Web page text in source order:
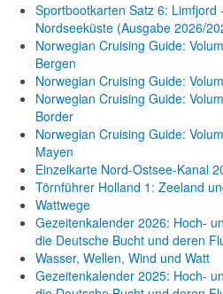
Sportbootkarten Satz 6: Limfjord
Nordseeküste (Ausgabe 2026/
Norwegian Cruising Guide:
Bergen
Norwegian Cruising Guide:
Norwegian Cruising Guide:
Border
Norwegian Cruising Guide:
Mayen
Einzelkarte Nord-Ostsee-Kanal
Törnführer Holland 1: Zeeland
Wattwege
Gezeitenkalender 2026: Hoch-
die Deutsche Bucht und deren
Wasser, Wellen, Wind und Watt
Gezeitenkalender 2025: Hoch-